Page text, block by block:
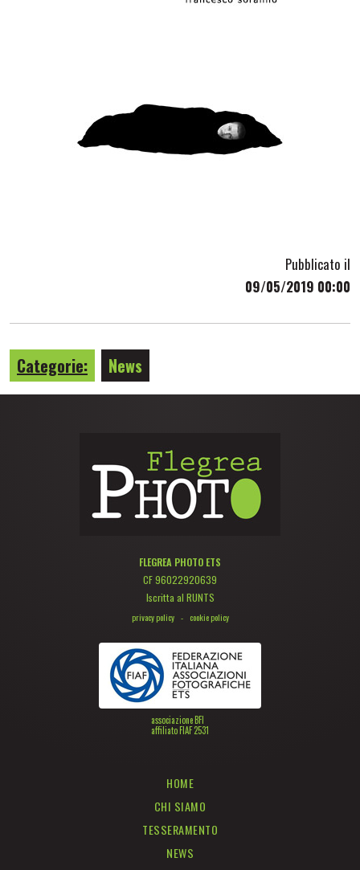
Pubblicato il
09/05/2019 00:00
Categorie: News
FLEGREA PHOTO ETS
CF 96022920639
Iscritta al RUNTS
privacy policy - cookie policy
associazione BFI
affiliato FIAF 2531
HOME
CHI SIAMO
TESSERAMENTO
NEWS